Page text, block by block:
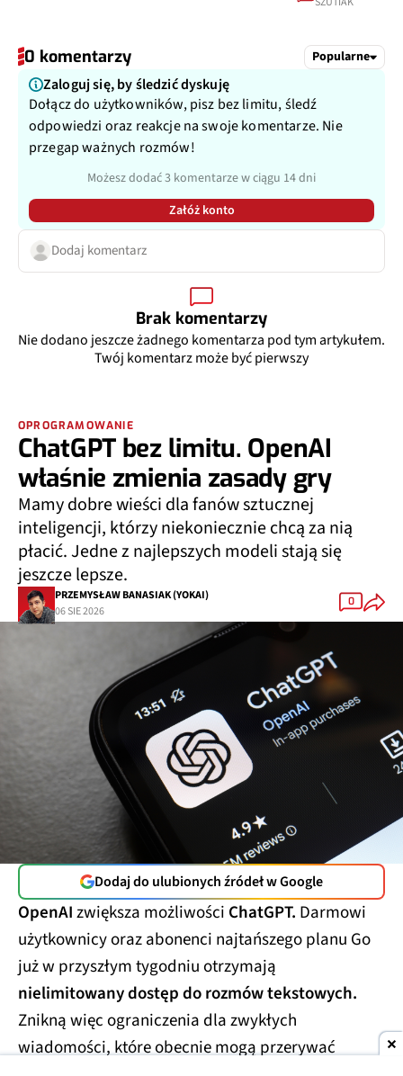
0 komentarzy Popularne
Zaloguj się, by śledzić dyskuję
Dołącz do użytkowników, pisz bez limitu, śledź
odpowiedzi oraz reakcje na swoje komentarze. Nie
przegap ważnych rozmów!
Możesz dodać 3 komentarze w ciągu 14 dni
Załóż konto
Dodaj komentarz
Brak komentarzy
Nie dodano jeszcze żadnego komentarza pod tym artykułem.
Twój komentarz może być pierwszy
OPROGRAMOWANIE
ChatGPT bez limitu. OpenAI
właśnie zmienia zasady gry
Mamy dobre wieści dla fanów sztucznej
inteligencji, którzy niekoniecznie chcą za nią
płacić. Jedne z najlepszych modeli stają się
jeszcze lepsze.
PRZEMYSŁAW BANASIAK (YOKAI)
06 SIE 2026
0
Dodaj do ulubionych źródeł w Google
OpenAIzwiększa możliwości ChatGPT. Darmowi
użytkownicy oraz abonenci najtańszego planu Go
już w przyszłym tygodniu otrzymają
nielimitowany dostęp do rozmów tekstowych.
Znikną więc ograniczenia dla zwykłych
wiadomości, które obecnie mogą przerywać